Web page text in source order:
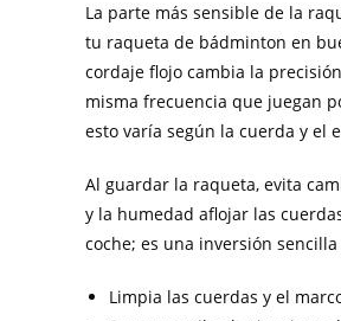
La parte más sensible de la
tu raqueta de bádminton en
cordaje flojo cambia la
misma frecuencia que juegan
esto varía según la cuerda y el
Al guardar la raqueta, evita
y la humedad aflojar las
coche; es una inversión
Limpia las cuerdas y el